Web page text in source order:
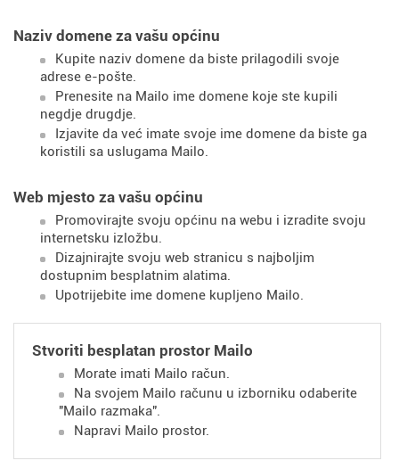
Naziv domene za vašu općinu
Kupite naziv domene da biste prilagodili svoje
adrese e-pošte.
Prenesite na Mailo ime domene koje ste kupili
negdje drugdje.
Izjavite da već imate svoje ime domene da biste ga
koristili sa uslugama Mailo.
Web mjesto za vašu općinu
Promovirajte svoju općinu na webu i izradite svoju
internetsku izložbu.
Dizajnirajte svoju web stranicu s najboljim
dostupnim besplatnim alatima.
Upotrijebite ime domene kupljeno Mailo.
Stvoriti besplatan prostor Mailo
Morate imati Mailo račun.
Na svojem Mailo računu u izborniku odaberite
"Mailo razmaka".
Napravi Mailo prostor.